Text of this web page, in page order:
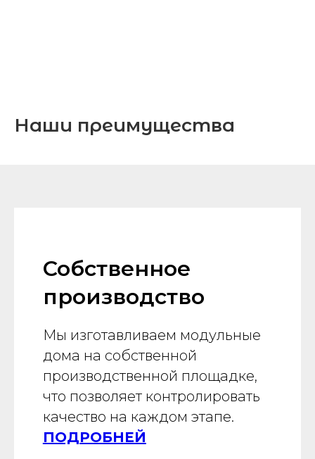
Наши преимущества
Собственное
производство
Мы изготавливаем модульные
дома на собственной
производственной площадке,
что позволяет контролировать
качество на каждом этапе.
ПОДРОБНЕЙ